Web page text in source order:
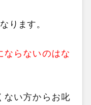
ります。
ならないのはな
ない方からお叱